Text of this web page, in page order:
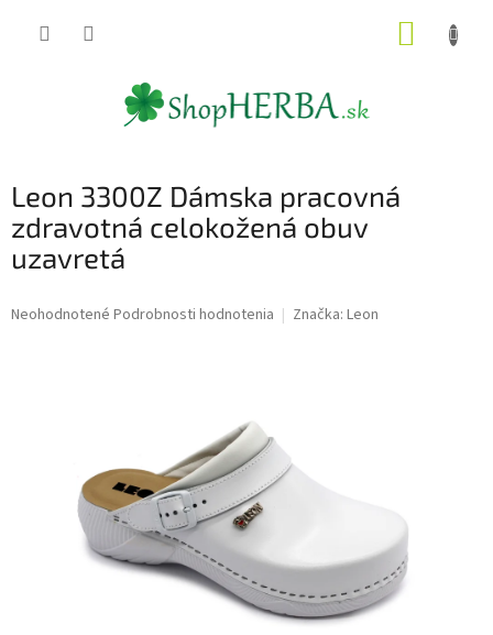
Leon 3300Z Dámska pracovná
zdravotná celokožená obuv
uzavretá
Priemerné
Neohodnotené Podrobnosti hodnotenia Značka: Leon